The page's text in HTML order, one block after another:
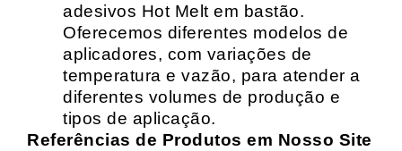
adesivos Hot Melt em bastão.
Oferecemos diferentes modelos de
aplicadores, com variações de
temperatura e vazão, para atender a
diferentes volumes de produção e
tipos de aplicação.
Referências de Produtos em Nosso Site